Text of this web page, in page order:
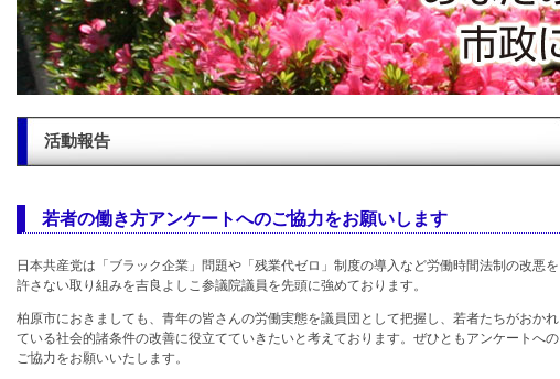
活動報告
若者の働き方アンケートへのご協力をお願いします
日本共産党は「ブラック企業」問題や「残業代ゼロ」制度の導入など労働時間法制の改悪を
許さない取り組みを吉良よしこ参議院議員を先頭に強めております。
柏原市におきましても、青年の皆さんの労働実態を議員団として把握し、若者たちがおかれ
ている社会的諸条件の改善に役立てていきたいと考えております。ぜひともアンケートへの
ご協力をお願いいたします。